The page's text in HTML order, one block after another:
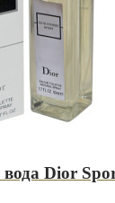
вода Dior